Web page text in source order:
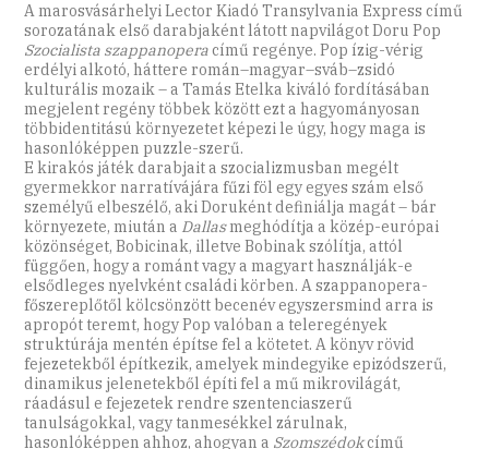
A marosvásárhelyi Lector Kiadó Transylvania Express című
sorozatának első darabjaként látott napvilágot Doru Pop
Szocialista szappanoperacímű regénye. Pop ízig-vérig
erdélyi alkotó, háttere román–magyar–sváb–zsidó
kulturális mozaik – a Tamás Etelka kiváló fordításában
megjelent regény többek között ezt a hagyományosan
többidentitású környezetet képezi le úgy, hogy maga is
hasonlóképpen puzzle-szerű.
E kirakós játék darabjait a szocializmusban megélt
gyermekkor narratívájára fűzi föl egy egyes szám első
személyű elbeszélő, aki Doruként definiálja magát – bár
környezete, miután a Dallasmeghódítja a közép-európai
közönséget, Bobicinak, illetve Bobinak szólítja, attól
függően, hogy a románt vagy a magyart használják-e
elsődleges nyelvként családi körben. A szappanopera-
főszereplőtől kölcsönzött becenév egyszersmind arra is
apropót teremt, hogy Pop valóban a teleregények
struktúrája mentén építse fel a kötetet. A könyv rövid
fejezetekből építkezik, amelyek mindegyike epizódszerű,
dinamikus jelenetekből építi fel a mű mikrovilágát,
ráadásul e fejezetek rendre szentenciaszerű
tanulságokkal, vagy tanmesékkel zárulnak,
hasonlóképpen ahhoz, ahogyan a Szomszédokcímű